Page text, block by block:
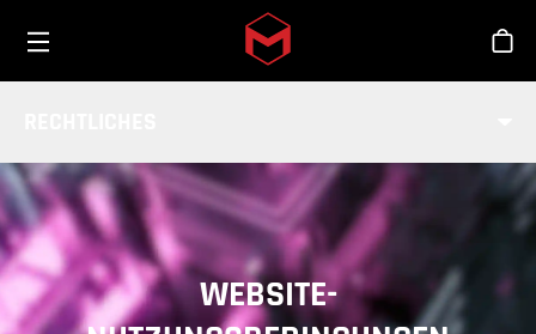
Skip to main content
WEBSITE-